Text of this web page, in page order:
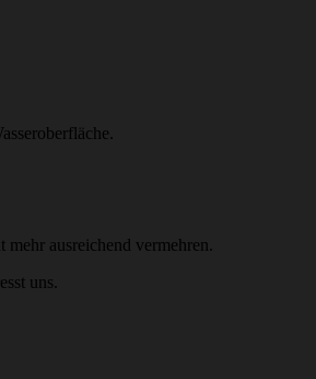
ausreichend vermehren.
uns.